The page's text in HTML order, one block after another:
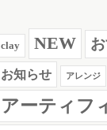
clay NEW
お知らせ アレンジ
アーティフ